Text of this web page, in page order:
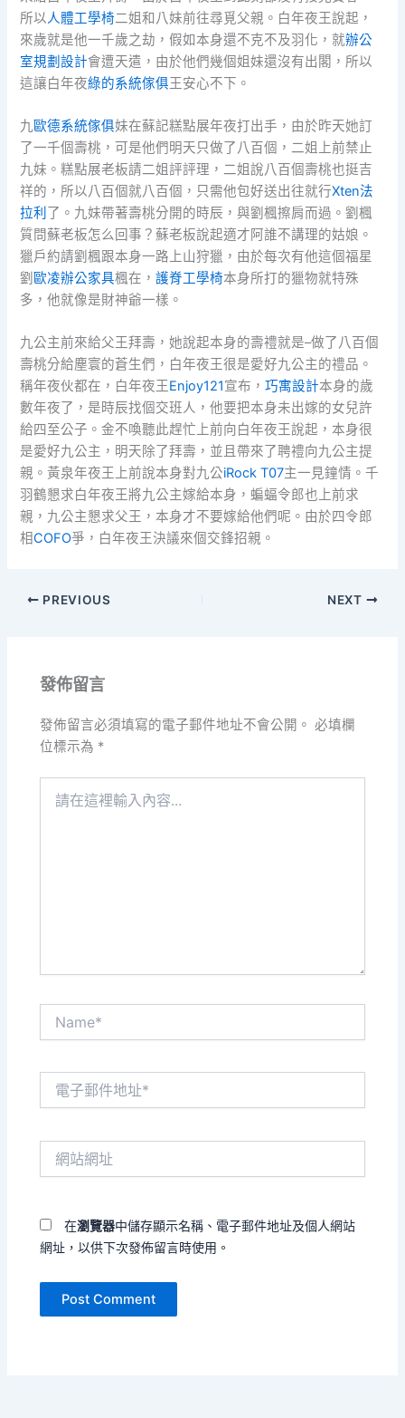
所以 人體工學椅二姐和八妹前往尋覓父親。白年夜王說起，
來歲就是他一千歲之劫，假如本身還不克不及羽化，就辦公
室規劃設計會遭天遣，由於他們幾個姐妹還沒有出閣，所以
這讓白年夜綠的系統傢俱王安心不下。
九歐德系統傢俱妹在蘇記糕點展年夜打出手，由於昨天她訂
了一千個壽桃，可是他們明天只做了八百個，二姐上前禁止
九妹。糕點展老板請二姐評評理，二姐說八百個壽桃也挺吉
祥的，所以八百個就八百個，只需他包好送出往就行Xten法
拉利 了。九妹帶著壽桃分開的時辰，與劉楓擦肩而過。劉楓
質問蘇老板怎么回事？蘇老板說起適才阿誰不講理的姑娘。
獵戶約請劉楓跟本身一路上山狩獵，由於每次有他這個福星
劉歐凌辦公家具楓在，護脊工學椅本身所打的獵物就特殊
多，他就像是財神爺一樣。
九公主前來給父王拜壽，她說起本身的壽禮就是–做了八百個
壽桃分給塵寰的蒼生們，白年夜王很是愛好九公主的禮品。
稱年夜伙都在，白年夜王Enjoy121宣布，巧寓設計本身的歲
數年夜了，是時辰找個交班人，他要把本身未出嫁的女兒許
給四至公子。金不喚聽此趕忙上前向白年夜王說起，本身很
是愛好九公主，明天除了拜壽，並且帶來了聘禮向九公主提
親。黃泉年夜王上前說本身對九公iRock T07主一見鐘情。千
羽鶴懇求白年夜王將九公主嫁給本身，蝙蝠令郎也上前求
親，九公主懇求父王，本身才不要嫁給他們呢。由於四令郎
相COFO爭，白年夜王決議來個交鋒招親。
PREVIOUS NEXT
發佈留言
發佈留言必須填寫的電子郵件地址不會公開。 必填欄
位標示為 *
在瀏覽器中儲存顯示名稱、電子郵件地址及個人網站
網址，以供下次發佈留言時使用。